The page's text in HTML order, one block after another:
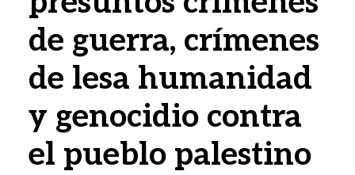
de guerra, crímenes
de lesa humanidad
y genocidio contra
el pueblo palestino